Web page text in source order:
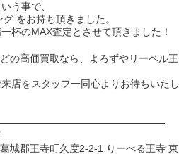
う事で、
をお持ち頂きました。
杯のMAX査定とさせて頂きました！
の高価買取なら、よろずやリーベル王
店をスタッフ一同心よりお待ちいたし
郡王寺町久度2-2-1 りーべる王寺 東